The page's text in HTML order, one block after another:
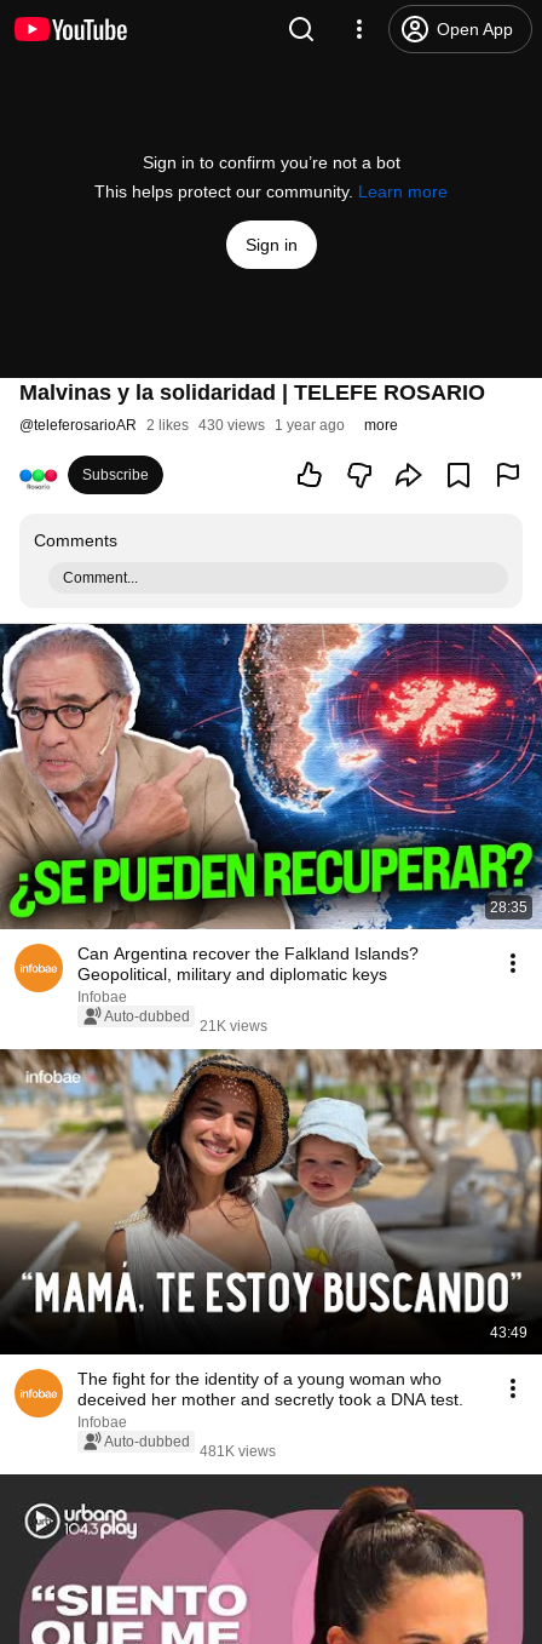
Open App
Sign in to confirm you’re not a bot
This helps protect our community. Learn more
Sign in
Malvinas y la solidaridad | TELEFE ROSARIO
@teleferosarioAR 2 likes 430 views 1 year ago more
Subscribe
Comments
Comment...
28:35
Can Argentina recover the Falkland Islands?
Geopolitical, military and diplomatic keys
Infobae
Auto-dubbed
21K views
43:49
The fight for the identity of a young woman who
deceived her mother and secretly took a DNA test.
Infobae
Auto-dubbed
481K views